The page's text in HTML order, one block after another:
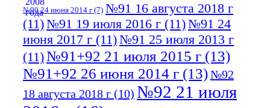
№90 24 июня 2014 г (7) №91 16 августа 2018 г
(11)№91 19 июля 2016 г (11)№91 24
июня 2017 г (11)№91 25 июля 2013 г
(11)№91+92 21 июля 2015 г (13)
№91+92 26 июня 2014 г (13)№92
18 августа 2018 г (10) №92 21 июля